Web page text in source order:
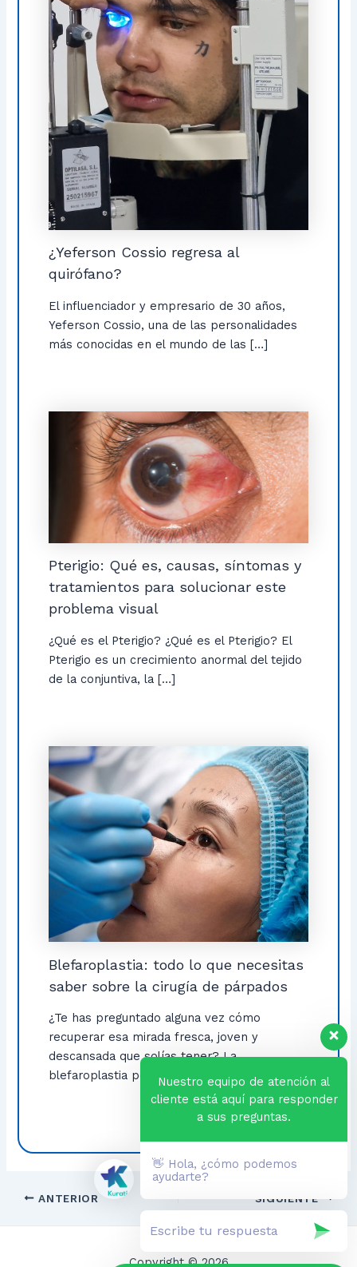
¿Yeferson Cossio regresa al
quirófano?
El influenciador y empresario de 30 años,
Yeferson Cossio, una de las personalidades
más conocidas en el mundo de las […]
Pterigio: Qué es, causas, síntomas y
tratamientos para solucionar este
problema visual
¿Qué es el Pterigio? ¿Qué es el Pterigio? El
Pterigio es un crecimiento anormal del tejido
de la conjuntiva, la […]
Blefaroplastia: todo lo que necesitas
saber sobre la cirugía de párpados
¿Te has preguntado alguna vez cómo
recuperar esa mirada fresca, joven y
descansada que solías tener? La
blefaroplastia podría ser […]
Navegación
ANTERIOR SIGUIENTE
Copyright © 2026
Nuestro equipo de atención al
cliente está aquí para responder
a sus preguntas.
👋 Hola, ¿cómo podemos
ayudarte?